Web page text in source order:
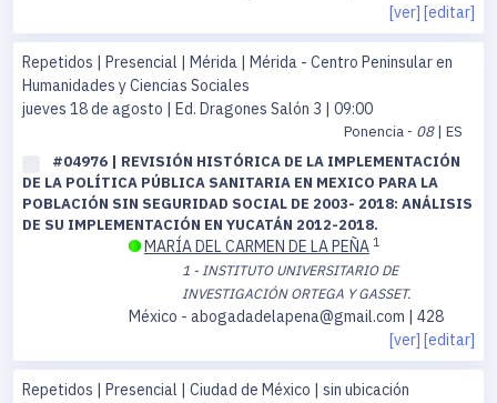
[ver] [editar]
Repetidos | Presencial | Mérida | Mérida - Centro Peninsular en
Humanidades y Ciencias Sociales
jueves 18 de agosto | Ed. Dragones Salón 3 | 09:00
Ponencia - 08| ES
#04976 | REVISIÓN HISTÓRICA DE LA IMPLEMENTACIÓN
DE LA POLÍTICA PÚBLICA SANITARIA EN MEXICO PARA LA
POBLACIÓN SIN SEGURIDAD SOCIAL DE 2003- 2018: ANÁLISIS
DE SU IMPLEMENTACIÓN EN YUCATÁN 2012-2018.
MARÍA DEL CARMEN DE LA PEÑA 1
1 - INSTITUTO UNIVERSITARIO DE
INVESTIGACIÓN ORTEGA Y GASSET.
México - abogadadelapena@gmail.com | 428
[ver] [editar]
Repetidos | Presencial | Ciudad de México | sin ubicación